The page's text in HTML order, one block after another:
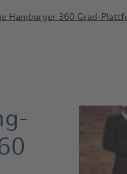
Hamburger 360 Grad-